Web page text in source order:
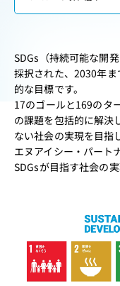
SDGs（持続可能な開
採択された、2030年
的な目標です。
17のゴールと169のタ
の課題を包括的に解決
ない社会の実現を目指
エヌアイシー・パート
SDGsが目指す社会の